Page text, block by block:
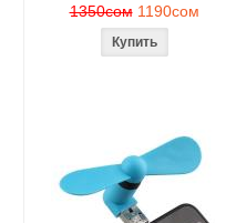
1350сом 1190сом